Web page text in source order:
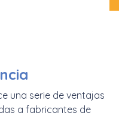
una serie de ventajas
a fabricantes de